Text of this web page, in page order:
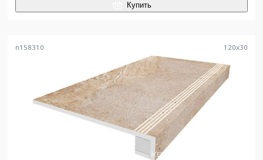
Купить
n158310 120x30